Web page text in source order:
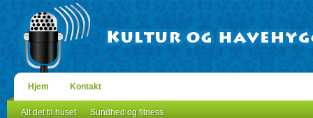
Hjem Kontakt
Alt det til huset Sundhed og fitness